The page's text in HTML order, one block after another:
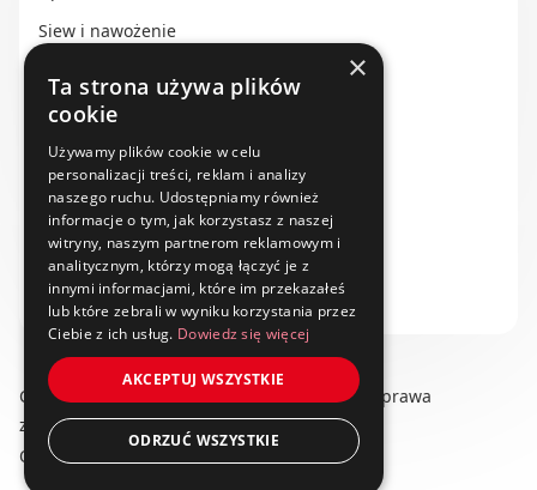
Siew i nawożenie
Transport i przechowywanie
Do zbioru
Rolnictwo precyzyjne
Dealerzy
Ze świata techniki rolniczej
Copyright © 2025 swiat-techniki.pl. Wszelkie prawa
zastrzeżone.
Obserwuj nas na:
×
Ta strona używa plików
cookie
Używamy plików cookie w celu
personalizacji treści, reklam i analizy
naszego ruchu. Udostępniamy również
informacje o tym, jak korzystasz z naszej
witryny, naszym partnerom reklamowym i
analitycznym, którzy mogą łączyć je z
innymi informacjami, które im przekazałeś
lub które zebrali w wyniku korzystania przez
Ciebie z ich usług. Dowiedz się więcej
AKCEPTUJ WSZYSTKIE
ODRZUĆ WSZYSTKIE